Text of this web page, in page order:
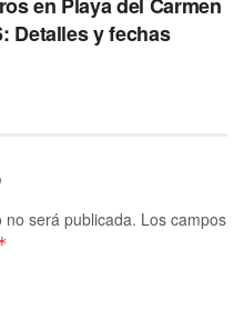
Detalles y fechas
será publicada. Los campos